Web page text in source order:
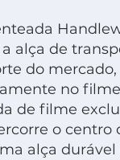
alça de
do mercado,
no
de filme
o centro
alça durável